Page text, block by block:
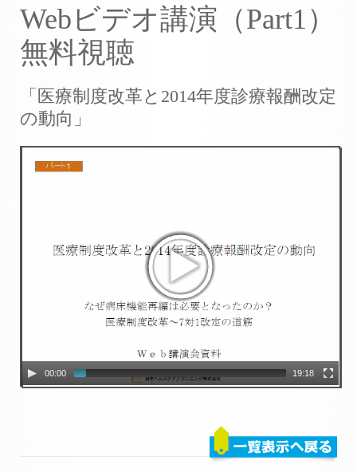
Webビデオ講演（Part1）
無料視聴
「医療制度改革と2014年度診療報酬改定
の動向」
00:00 19:18